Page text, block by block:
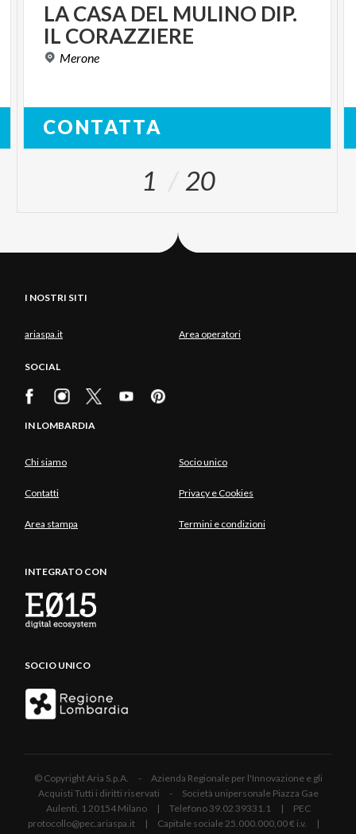
LACASA DEL MULINO DIP.
IL CORAZZIERE
Merone
CONTATTA
1 20
I NOSTRI SITI
ariaspa.it Area operatori
SOCIAL
IN LOMBARDIA
Chi siamo Socio unico
Contatti Privacy e Cookies
Area stampa Termini e condizioni
INTEGRATO CON
SOCIO UNICO
© Copyright Aria S.p.A. - Azienda Regionale per l'Innovazione e gli
Acquisti Tutti i diritti riservati - Società unipersonale Piazza Gae
Aulenti, 1 20154 Milano | Telefono 39.02 39331.1 | PEC
protocollo@pec.ariaspa.it | Capitale sociale 25.000.000,00 € i.v. |